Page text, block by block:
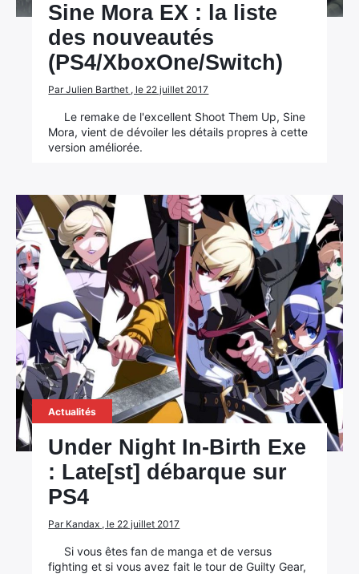
Sine Mora EX : la liste
des nouveautés
(PS4/XboxOne/Switch)
Par Julien Barthet , le 22 juillet 2017
Le remake de l'excellent Shoot Them Up, Sine
Mora, vient de dévoiler les détails propres à cette
version améliorée.
Actualités
Under Night In-Birth Exe
: Late[st] débarque sur
PS4
Par Kandax , le 22 juillet 2017
Si vous êtes fan de manga et de versus
fighting et si vous avez fait le tour de Guilty Gear,